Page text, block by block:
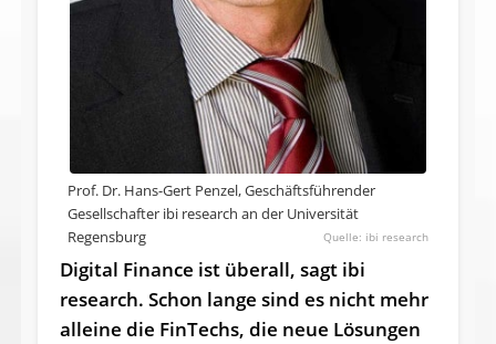
Prof. Dr. Hans-Gert Penzel, Geschäftsführender
Gesellschafter ibi research an der Universität
Regensburg
ibi research
Digital Finance ist überall, sagt ibi
research. Schon lange sind es nicht mehr
alleine die FinTechs, die neue Lösungen